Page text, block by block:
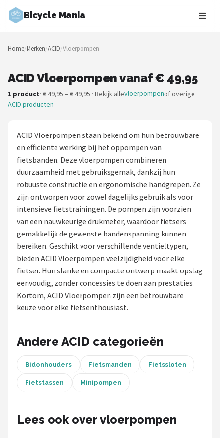
Bicycle Mania
Zoeken
NAVIGATIE
Merken
Fietsroutes
Elektrische fietsen
Mountainbikes
Shop
POPULAIRE MERKEN
Basil
ABUS
AXA
BBB Cycling
Home/Merken/ACID/Vloerpompen
ACID Vloerpompen vanaf € 49,95
1 product· € 49,95 – € 49,95 · Bekijk allevloerpompenof overige
ACID producten
ACID Vloerpompen staan bekend om hun betrouwbare
en efficiënte werking bij het oppompen van
fietsbanden. Deze vloerpompen combineren
duurzaamheid met gebruiksgemak, dankzij hun
robuuste constructie en ergonomische handgrepen. Ze
zijn ontworpen voor zowel dagelijks gebruik als voor
intensieve fietstrainingen. De pompen zijn voorzien
van een nauwkeurige drukmeter, waardoor fietsers
gemakkelijk de gewenste bandenspanning kunnen
bereiken. Geschikt voor verschillende ventieltypen,
bieden ACID Vloerpompen veelzijdigheid voor elke
fietser. Hun slanke en compacte ontwerp maakt opslag
eenvoudig, zonder concessies te doen aan prestaties.
Kortom, ACID Vloerpompen zijn een betrouwbare
keuze voor elke fietsenthousiast.
Andere ACID categorieën
Bidonhouders Fietsmanden Fietssloten
Fietstassen Minipompen
Lees ook over vloerpompen